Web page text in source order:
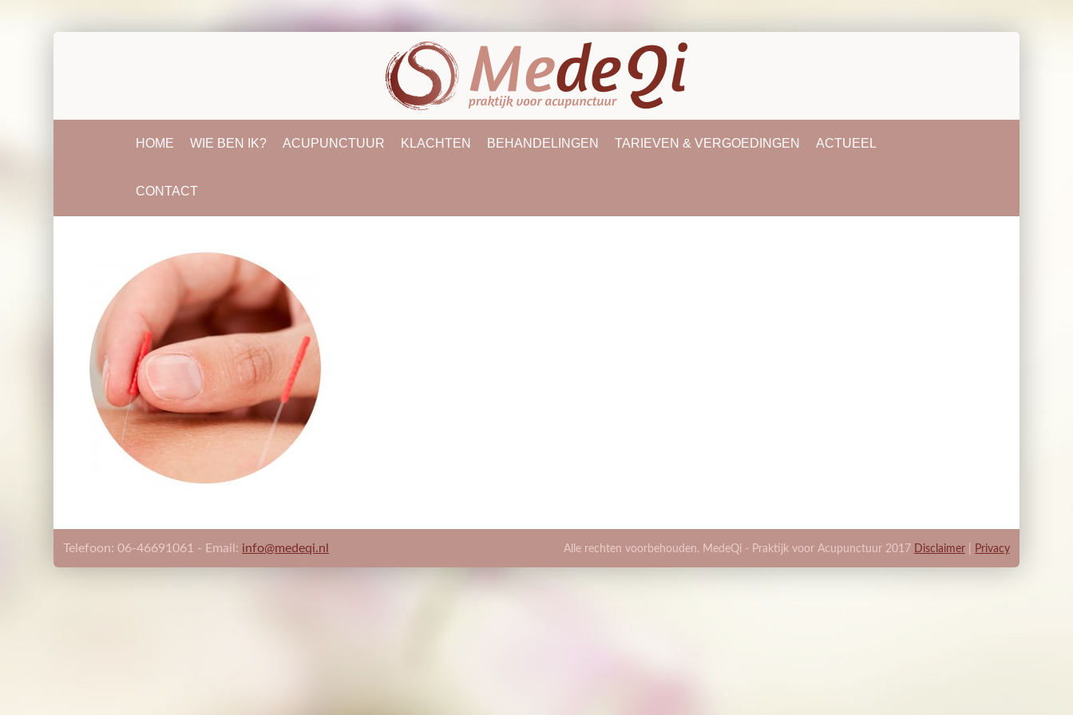
HOME WIE BEN IK? ACUPUNCTUUR KLACHTEN BEHANDELINGEN TARIEVEN & VERGOEDINGEN ACTUEEL
CONTACT
Telefoon: 06-46691061 - Email: info@medeqi.nl Alle rechten voorbehouden. MedeQi - Praktijk voor Acupunctuur 2017 Disclaimer| Privacy